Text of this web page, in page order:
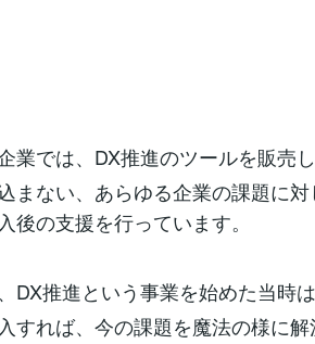
業では、DX推進のツールを販売し
まない、あらゆる企業の課題に
後の支援を行っています。
DX推進という事業を始めた当時は
すれば、今の課題を魔法の様に解